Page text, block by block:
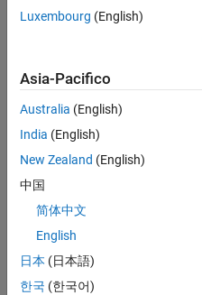
CONTRIBUTI L
1
L
05/18
04/19
03/20
02/21
01/22
12/22
11/23
10/24
09/25
08/26
05/19
05/20
05/21
05/22
05/23
05/24
05/25
05/26
07/19
09/20
11/21
01/23
03/24
07/26
RANK
Luxembourg (English)
Asia-Pacifico
Australia (English)
India (English)
New Zealand (English)
中国
简体中文
English
日本 (日本語)
한국 (한국어)